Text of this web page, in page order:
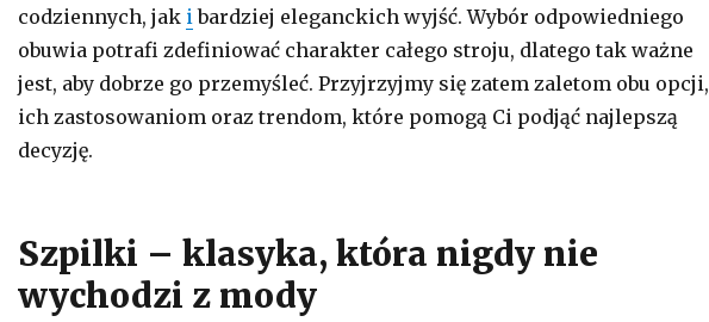
codziennych, jak ibardziej eleganckich wyjść. Wybór odpowiedniego
obuwia potrafi zdefiniować charakter całego stroju, dlatego tak ważne
jest, aby dobrze go przemyśleć. Przyjrzyjmy się zatem zaletom obu opcji,
ich zastosowaniom oraz trendom, które pomogą Ci podjąć najlepszą
decyzję.
Szpilki – klasyka, która nigdy nie
wychodzi z mody